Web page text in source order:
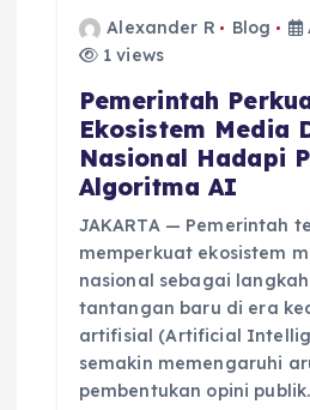
Alexander R Blog
1 views
Pemerintah
Ekosistem Media
Nasional Hadapi
Algoritma AI
JAKARTA — Pemerintah
memperkuat ekosistem
nasional sebagai
tantangan baru di era
artifisial (Artificial
semakin memengaruhi
pembentukan opini